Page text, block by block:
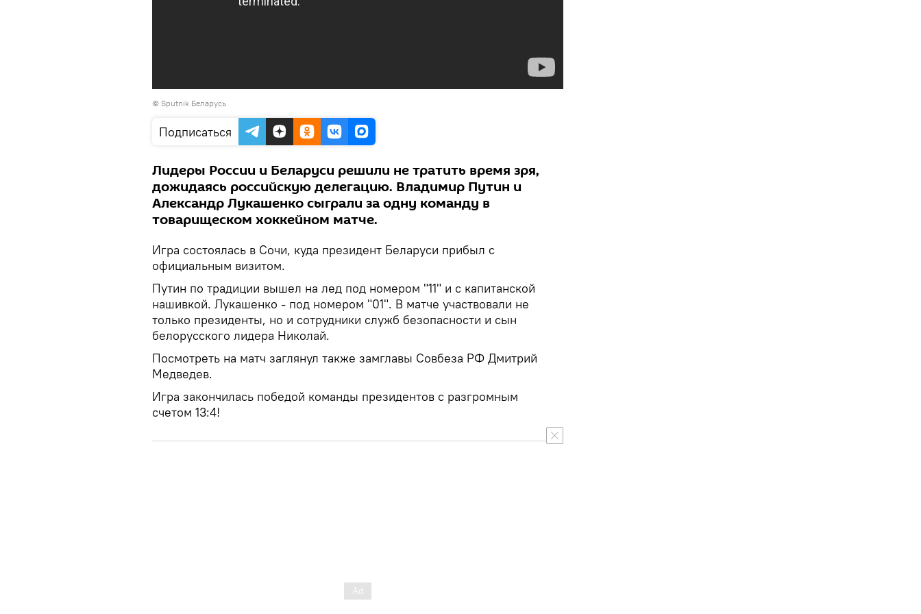
© Sputnik Беларусь
Подписаться
Лидеры России и Беларуси решили не тратить время зря,
дожидаясь российскую делегацию. Владимир Путин и
Александр Лукашенко сыграли за одну команду в
товарищеском хоккейном матче.
Игра состоялась в Сочи, куда президент Беларуси прибыл с
официальным визитом.
Путин по традиции вышел на лед под номером "11" и с капитанской
нашивкой. Лукашенко - под номером "01". В матче участвовали не
только президенты, но и сотрудники служб безопасности и сын
белорусского лидера Николай.
Посмотреть на матч заглянул также замглавы Совбеза РФ Дмитрий
Медведев.
Игра закончилась победой команды президентов с разгромным
счетом 13:4!